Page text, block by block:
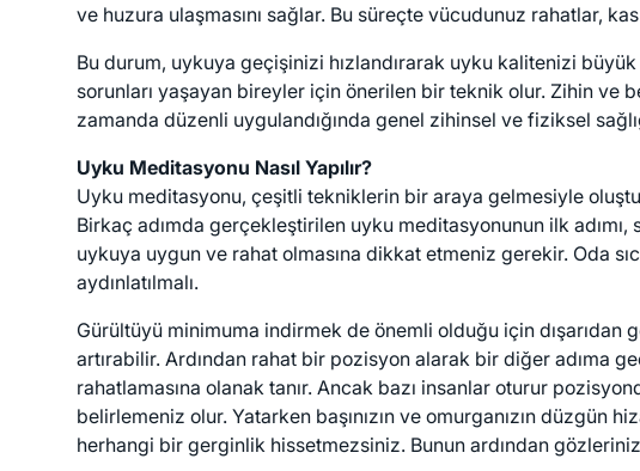
ve huzura ulaşmasını sağlar. Bu süreçte vücudunuz rahatlar,
Bu durum, uykuya geçişinizi hızlandırarak uyku kalitenizi
sorunları yaşayan bireyler için önerilen bir teknik olur. Zihin ve
zamanda düzenli uygulandığında genel zihinsel ve fiziksel
Uyku Meditasyonu Nasıl Yapılır?
Uyku meditasyonu, çeşitli tekniklerin bir araya gelmesiyle
Birkaç adımda gerçekleştirilen uyku meditasyonunun ilk
uykuya uygun ve rahat olmasına dikkat etmeniz gerekir. Oda
aydınlatılmalı.
Gürültüyü minimuma indirmek de önemli olduğu için dışarıdan
artırabilir. Ardından rahat bir pozisyon alarak bir diğer adıma
rahatlamasına olanak tanır. Ancak bazı insanlar oturur
belirlemeniz olur. Yatarken başınızın ve omurganızın
herhangi bir gerginlik hissetmezsiniz. Bunun ardından